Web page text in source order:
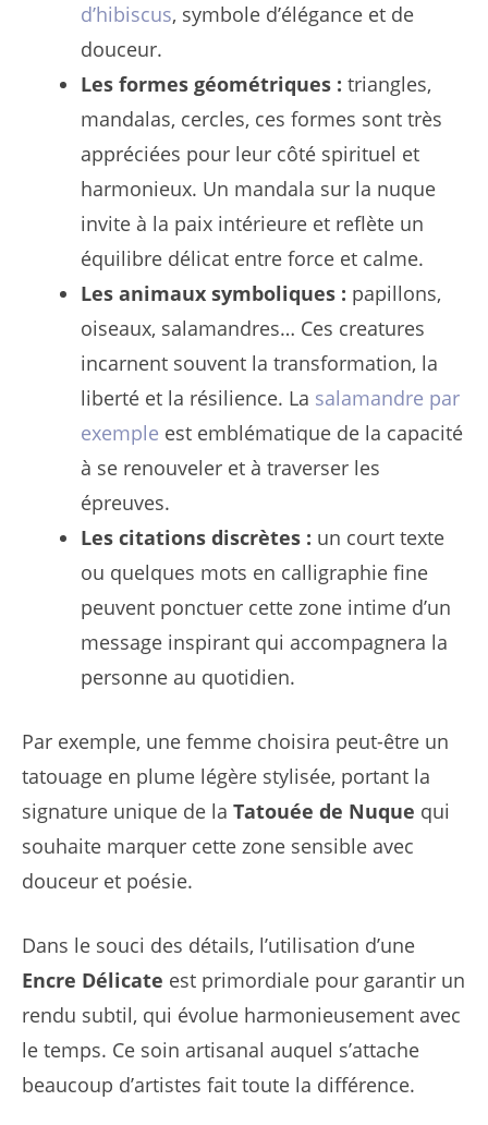
d’hibiscus, symbole d’élégance et de
douceur.
Les formes géométriques : triangles,
mandalas, cercles, ces formes sont très
appréciées pour leur côté spirituel et
harmonieux. Un mandala sur la nuque
invite à la paix intérieure et reflète un
équilibre délicat entre force et calme.
Les animaux symboliques : papillons,
oiseaux, salamandres… Ces creatures
incarnent souvent la transformation, la
liberté et la résilience. La salamandre par
exemple est emblématique de la capacité
à se renouveler et à traverser les
épreuves.
Les citations discrètes : un court texte
ou quelques mots en calligraphie fine
peuvent ponctuer cette zone intime d’un
message inspirant qui accompagnera la
personne au quotidien.
Par exemple, une femme choisira peut-être un
tatouage en plume légère stylisée, portant la
signature unique de la Tatouée de Nuque qui
souhaite marquer cette zone sensible avec
douceur et poésie.
Dans le souci des détails, l’utilisation d’une
Encre Délicate est primordiale pour garantir un
rendu subtil, qui évolue harmonieusement avec
le temps. Ce soin artisanal auquel s’attache
beaucoup d’artistes fait toute la différence.